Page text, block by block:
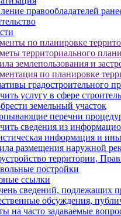
правообладателей
по планировке
территориального
землепользования и
по планировке
градостроительного
услугу в сфере
земельный участок
перечни процедур
сведения из
информация и
размещения наружной
территории,
постройки
ссылки
сведений, подлежащих
обсуждения,
на часто задаваемые